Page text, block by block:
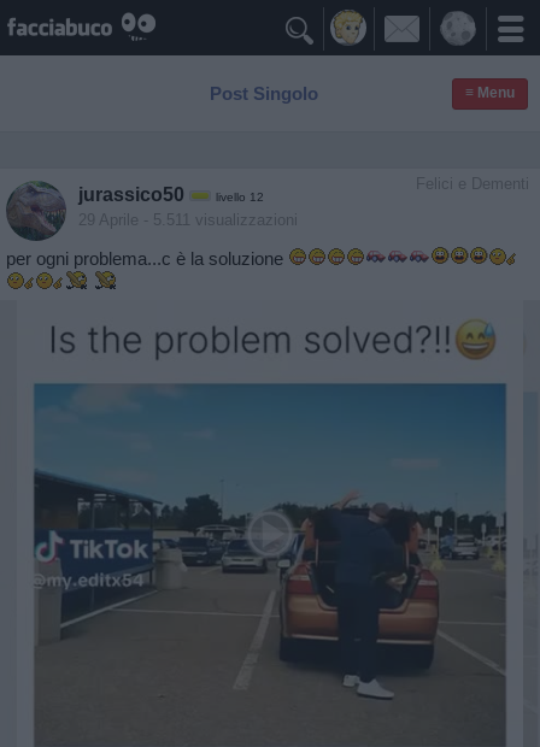

Post Singolo ≡ Menu
Felici e Dementi
jurassico50 livello 12
29 Aprile - 5.511 visualizzazioni
per ogni problema...c è la soluzione